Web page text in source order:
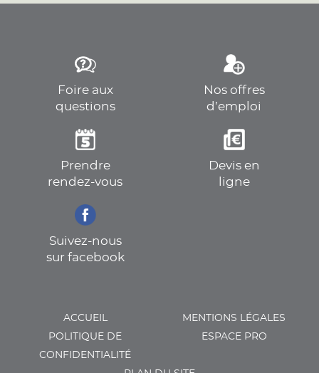
Foire aux
questions
Nos offres
d’emploi
Prendre
rendez-vous
Devis en
ligne
Suivez-nous
sur facebook
ACCUEIL
MENTIONS LÉGALES
POLITIQUE DE
CONFIDENTIALITÉ
ESPACE PRO